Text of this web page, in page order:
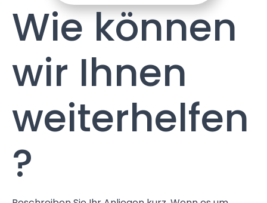
Wie können
wir Ihnen
weiterhelfen
?